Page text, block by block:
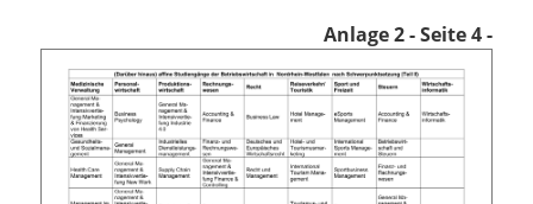
Anlage 2- Seite 4 -